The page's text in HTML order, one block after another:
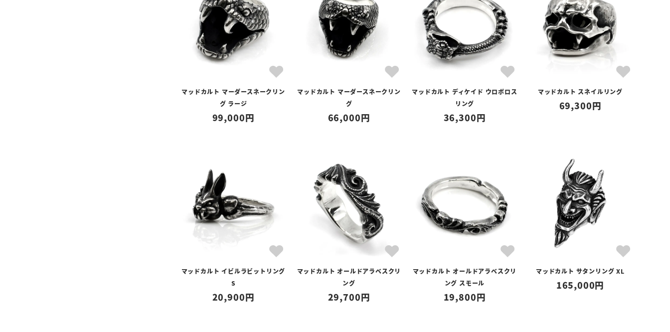
マッドカルト マーダースネークリン
グ ラージ
99,000
マッドカルト マーダースネークリン
グ
66,000
マッドカルト ディケイド ウロボロス
リング
36,300
マッドカルト スネイルリング
69,300
マッドカルト イビルラビットリング
S
20,900
マッドカルト オールドアラベスクリ
ング
29,700
マッドカルト オールドアラベスクリ
ング スモール
19,800
マッドカルト サタンリング XL
165,000